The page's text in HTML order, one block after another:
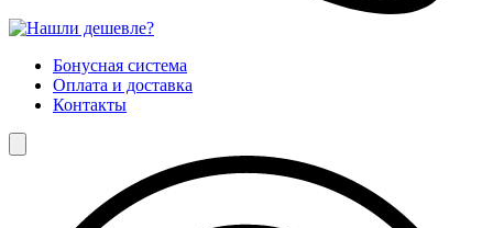
Бонусная система
Оплата и доставка
Контакты